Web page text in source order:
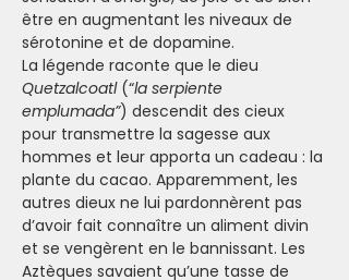
être en augmentant les niveaux de
sérotonine et de dopamine.
La légende raconte que le dieu
Quetzalcoatl (“la serpiente
emplumada”) descendit des cieux
pour transmettre la sagesse aux
hommes et leur apporta un cadeau : la
plante du cacao. Apparemment, les
autres dieux ne lui pardonnèrent pas
d’avoir fait connaître un aliment divin
et se vengèrent en le bannissant. Les
Aztèques savaient qu’une tasse de